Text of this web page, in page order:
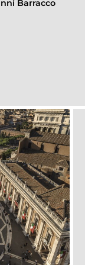
Barracco